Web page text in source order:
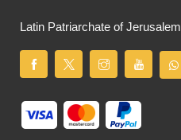
Latin Patriarchate of Jerusalem